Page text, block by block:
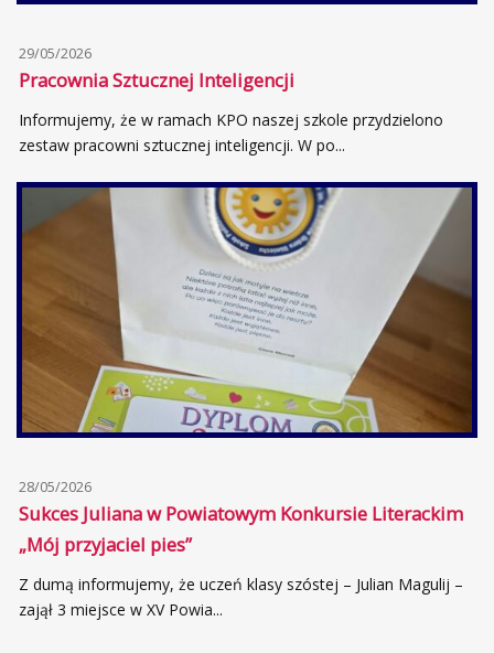
29/05/2026
Pracownia Sztucznej Inteligencji
Informujemy, że w ramach KPO naszej szkole przydzielono
zestaw pracowni sztucznej inteligencji. W po...
28/05/2026
Sukces Juliana w Powiatowym Konkursie Literackim
„Mój przyjaciel pies”
Z dumą informujemy, że uczeń klasy szóstej – Julian Magulij –
zajął 3 miejsce w XV Powia...